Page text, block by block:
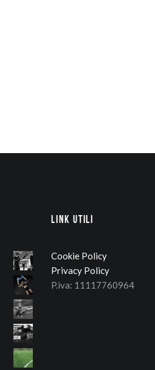
Link Utili
Cookie Policy
Privacy Policy
P.iva: 11117760964